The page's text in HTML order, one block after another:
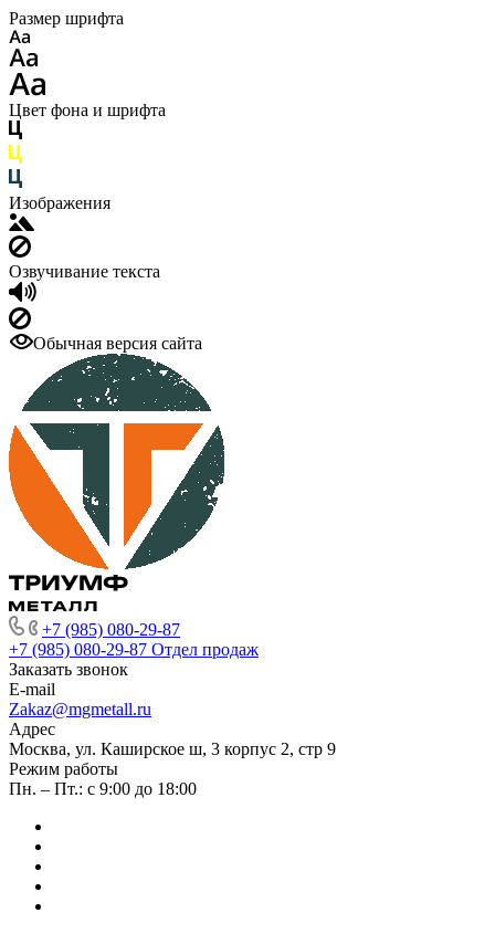
Размер шрифта
Цвет фона и шрифта
Изображения
Озвучивание текста
Обычная версия сайта
+7 (985) 080-29-87
+7 (985) 080-29-87 Отдел продаж
Заказать звонок
E-mail
Zakaz@mgmetall.ru
Адрес
Москва, ул. Каширское ш, 3 корпус 2, стр 9
Режим работы
Пн. – Пт.: с 9:00 до 18:00